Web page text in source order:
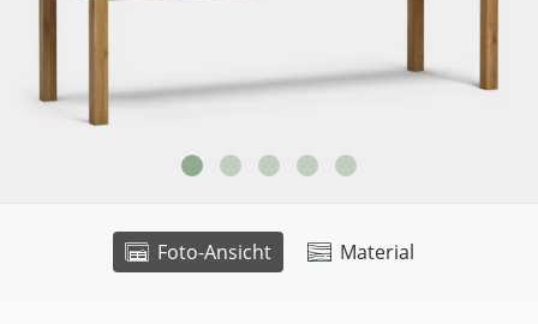
Foto-Ansicht Material